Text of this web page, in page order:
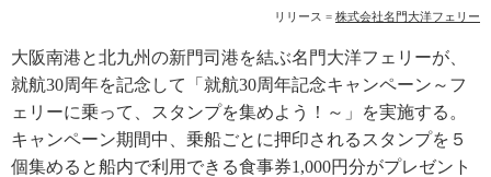
リリース = 株式会社名門大洋フェリー
大阪南港と北九州の新門司港を結ぶ名門大洋フェリーが、
就航30周年を記念して「就航30周年記念キャンペーン～フ
ェリーに乗って、スタンプを集めよう！～」を実施する。
キャンペーン期間中、乗船ごとに押印されるスタンプを５
個集めると船内で利用できる食事券1,000円分がプレゼント